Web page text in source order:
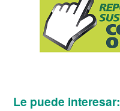
Le puede interesar: